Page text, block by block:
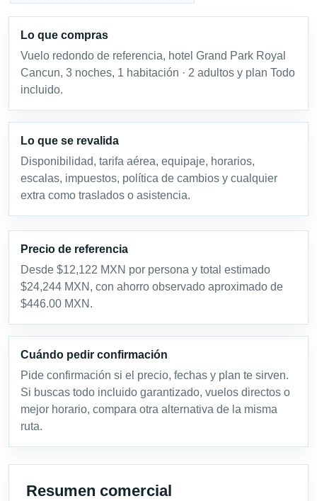
Lo que compras
Vuelo redondo de referencia, hotel Grand Park Royal
Cancun, 3 noches, 1 habitación · 2 adultos y plan Todo
incluido.
Lo que se revalida
Disponibilidad, tarifa aérea, equipaje, horarios,
escalas, impuestos, política de cambios y cualquier
extra como traslados o asistencia.
Precio de referencia
Desde $12,122 MXN por persona y total estimado
$24,244 MXN, con ahorro observado aproximado de
$446.00 MXN.
Cuándo pedir confirmación
Pide confirmación si el precio, fechas y plan te sirven.
Si buscas todo incluido garantizado, vuelos directos o
mejor horario, compara otra alternativa de la misma
ruta.
Resumen comercial